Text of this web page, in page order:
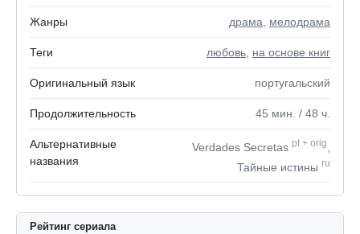
Жанры драма мелодрама
Теги любовь на основе книг
Оригинальный язык португальский
Продолжительность 45 мин. / 48 ч.
Альтернативные
названия
Verdades Secretas pt + orig
Тайные истины ru
Рейтинг сериала